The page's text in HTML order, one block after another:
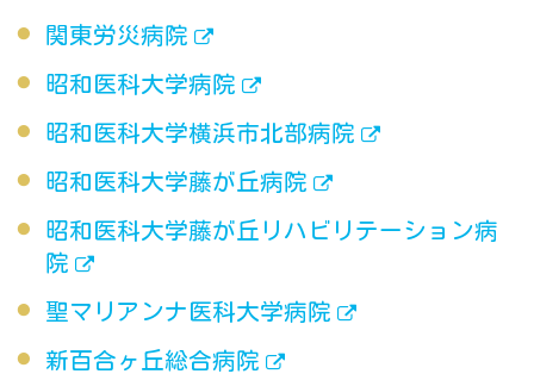
関東労災病院
昭和医科大学病院
昭和医科大学横浜市北部病院
昭和医科大学藤が丘病院
昭和医科大学藤が丘リハビリテーション病
院
聖マリアンナ医科大学病院
新百合ヶ丘総合病院